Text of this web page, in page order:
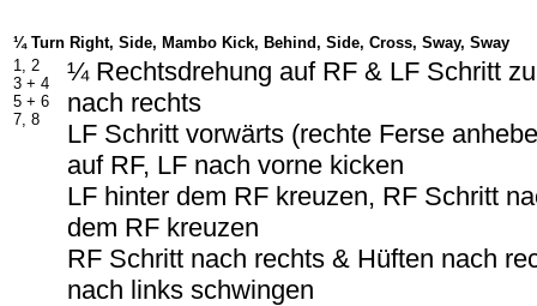
¼ Turn Right, Side, Mambo Kick, Behind, Side, Cross, Sway, Sway
1, 2
3 + 4
5 + 6
7, 8
¼ Rechtsdrehung auf RF & LF Schritt
nach rechts
LF Schritt vorwärts (rechte Ferse
auf RF, LF nach vorne kicken
LF hinter dem RF kreuzen, RF Schritt
dem RF kreuzen
RF Schritt nach rechts & Hüften nach
nach links schwingen